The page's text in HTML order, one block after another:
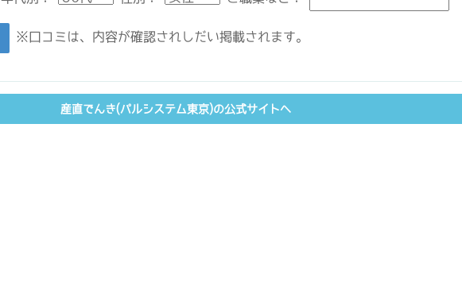
※口コミは、内容が確認されしだい掲載されます。
産直でんき(パルシステム東京)の公式サイトへ